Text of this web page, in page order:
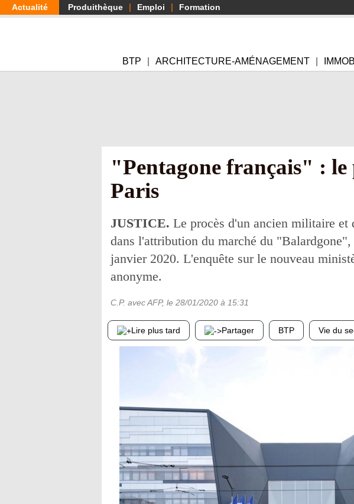
Aller
au
Actualité Produithèque Emploi Formation
BTP ARCHITECTURE-AMÉNAGEMENT
"Pentagone français" : le
Paris
JUSTICE. Le procès d'un ancien militaire
dans l'attribution du marché du
janvier 2020. L'enquête sur le nouveau
anonyme.
C.P. avec AFP, le 28/01/2020 à 15:31
Lire plus tard Partager BTP Vie du